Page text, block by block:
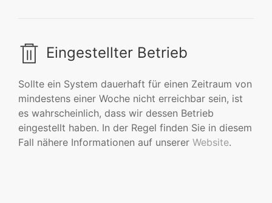
Eingestellter Betrieb
Sollte ein System dauerhaft für einen Zeitraum von
mindestens einer Woche nicht erreichbar sein, ist
es wahrscheinlich, dass wir dessen Betrieb
eingestellt haben. In der Regel finden Sie in diesem
Fall nähere Informationen auf unserer Website.